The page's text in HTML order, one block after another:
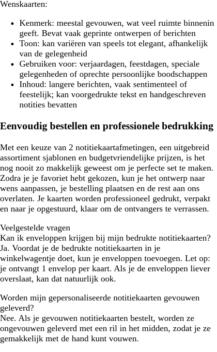
Wenskaarten:
Kenmerk: meestal gevouwen, wat veel ruimte binnenin
geeft. Bevat vaak geprinte ontwerpen of berichten
Toon: kan variëren van speels tot elegant, afhankelijk
van de gelegenheid
Gebruiken voor: verjaardagen, feestdagen, speciale
gelegenheden of oprechte persoonlijke boodschappen
Inhoud: langere berichten, vaak sentimenteel of
feestelijk; kan voorgedrukte tekst en handgeschreven
notities bevatten
Eenvoudig bestellen en professionele bedrukking
Met een keuze van 2 notitiekaartafmetingen, een uitgebreid
assortiment sjablonen en budgetvriendelijke prijzen, is het
nog nooit zo makkelijk geweest om je perfecte set te maken.
Zodra je je favoriet hebt gekozen, kun je het ontwerp naar
wens aanpassen, je bestelling plaatsen en de rest aan ons
overlaten. Je kaarten worden professioneel gedrukt, verpakt
en naar je opgestuurd, klaar om de ontvangers te verrassen.
Veelgestelde vragen
Kan ik enveloppen krijgen bij mijn bedrukte notitiekaarten?
Ja. Voordat je de bedrukte notitiekaarten in je
winkelwagentje doet, kun je enveloppen toevoegen. Let op:
je ontvangt 1 envelop per kaart. Als je de enveloppen liever
overslaat, kan dat natuurlijk ook.
Worden mijn gepersonaliseerde notitiekaarten gevouwen
geleverd?
Nee. Als je gevouwen notitiekaarten bestelt, worden ze
ongevouwen geleverd met een ril in het midden, zodat je ze
gemakkelijk met de hand kunt vouwen.